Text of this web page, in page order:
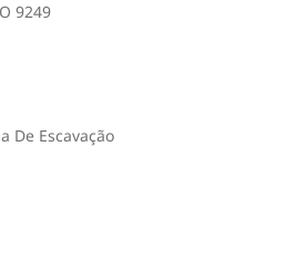
9249
De Escavação